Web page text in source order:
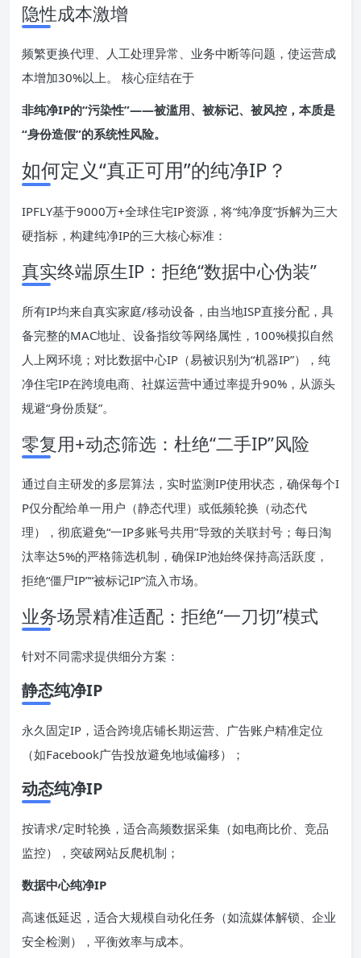
隐性成本激增
频繁更换代理、人工处理异常、业务中断等问题，使运营成
本增加30%以上。 核心症结在于
非纯净IP的“污染性”——被滥用、被标记、被风控，本质是
“身份造假”的系统性风险。
如何定义“真正可用”的纯净IP？
IPFLY基于9000万+全球住宅IP资源，将“纯净度”拆解为三大
硬指标，构建纯净IP的三大核心标准：
真实终端原生IP：拒绝“数据中心伪装”
所有IP均来自真实家庭/移动设备，由当地ISP直接分配，具
备完整的MAC地址、设备指纹等网络属性，100%模拟自然
人上网环境；对比数据中心IP（易被识别为“机器IP”），纯
净住宅IP在跨境电商、社媒运营中通过率提升90%，从源头
规避“身份质疑”。
零复用+动态筛选：杜绝“二手IP”风险
通过自主研发的多层算法，实时监测IP使用状态，确保每个I
P仅分配给单一用户（静态代理）或低频轮换（动态代
理），彻底避免“一IP多账号共用”导致的关联封号；每日淘
汰率达5%的严格筛选机制，确保IP池始终保持高活跃度，
拒绝“僵尸IP”“被标记IP”流入市场。
业务场景精准适配：拒绝“一刀切”模式
针对不同需求提供细分方案：
静态纯净IP
永久固定IP，适合跨境店铺长期运营、广告账户精准定位
（如Facebook广告投放避免地域偏移）；
动态纯净IP
按请求/定时轮换，适合高频数据采集（如电商比价、竞品
监控），突破网站反爬机制；
数据中心纯净IP
高速低延迟，适合大规模自动化任务（如流媒体解锁、企业
安全检测），平衡效率与成本。